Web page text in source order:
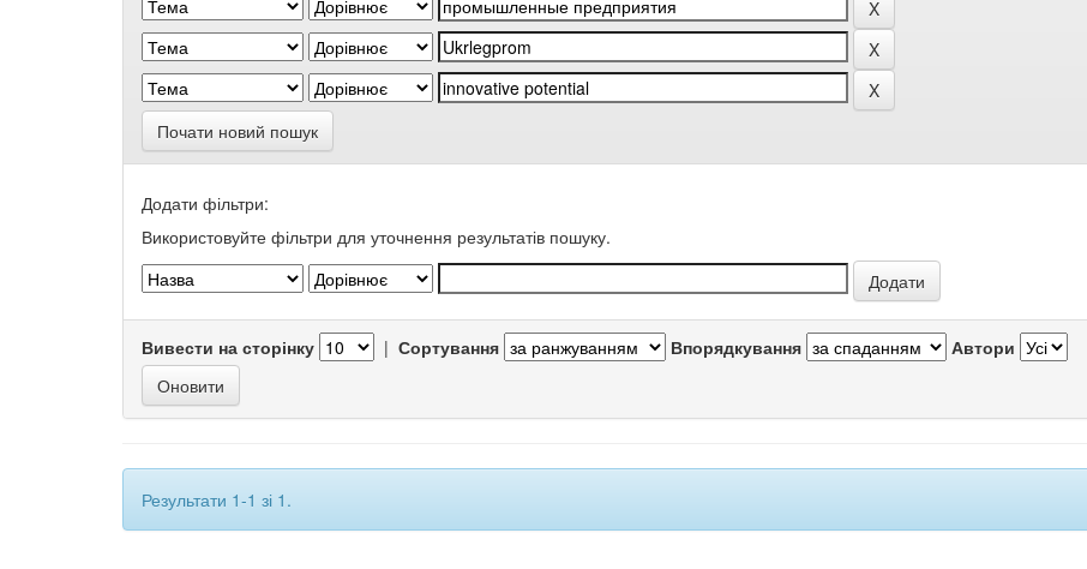
Почати новий пошук
Додати фільтри:
Використовуйте фільтри для уточнення результатів пошуку.
Вивести на сторінку | Сортування Впорядкування Автори
Результати 1-1 зі 1.